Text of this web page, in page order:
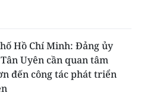
Hồ Chí Minh: Đảng ủy
Uyên cần quan tâm
đến công tác phát triển